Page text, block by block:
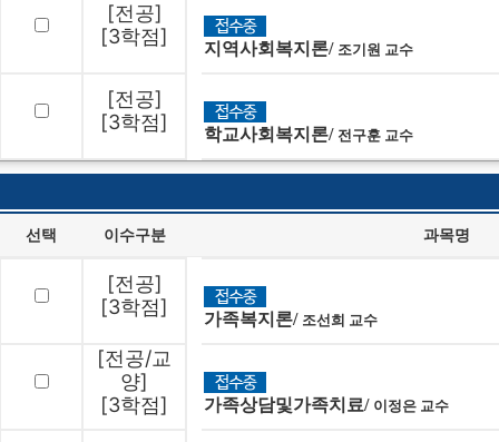
[전공]
[3학점]
지역사회복지론/ 조기원 교수
[전공]
[3학점]
학교사회복지론/ 전구훈 교수
선택 이수구분 과목명
[전공]
[3학점]
가족복지론/ 조선희 교수
[전공/교
양]
[3학점]
가족상담및가족치료/ 이정은 교수